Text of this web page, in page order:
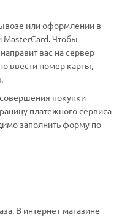
или оформлении в
MasterCard. Чтобы
вас на сервер
ввести номер карты,
покупки
платежного сервиса
заполнить форму по
В интернет-магазине